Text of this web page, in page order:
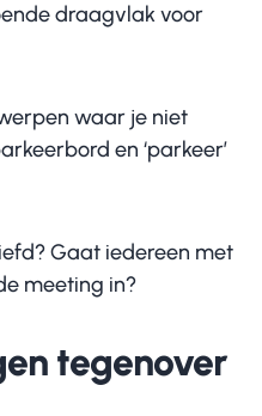
draagvlak voor
waar je niet
en ‘parkeer’
Gaat iedereen met
meeting in?
tegenover